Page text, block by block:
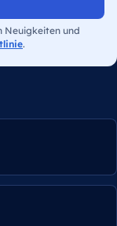
Neuigkeiten und
.